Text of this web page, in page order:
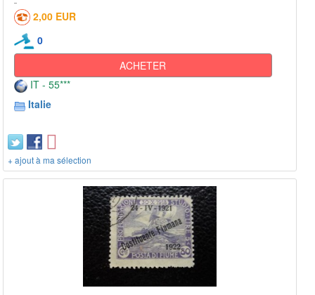
2,00 EUR
0
ACHETER
IT - 55***
Italie
+ ajout à ma sélection